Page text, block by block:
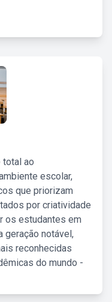
total ao
escolar,
que priorizam
por criatividade
os estudantes em
geração notável,
reconhecidas
do mundo -